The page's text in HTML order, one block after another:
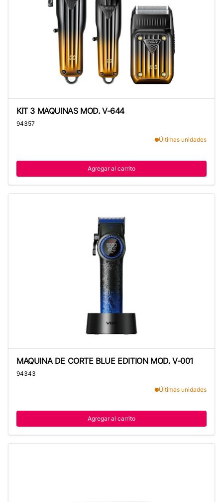
KIT 3 MAQUINAS MOD. V-644
94357
Últimas unidades
Agregar al carrito
MAQUINA DE CORTE BLUE EDITION MOD. V-001
94343
Últimas unidades
Agregar al carrito